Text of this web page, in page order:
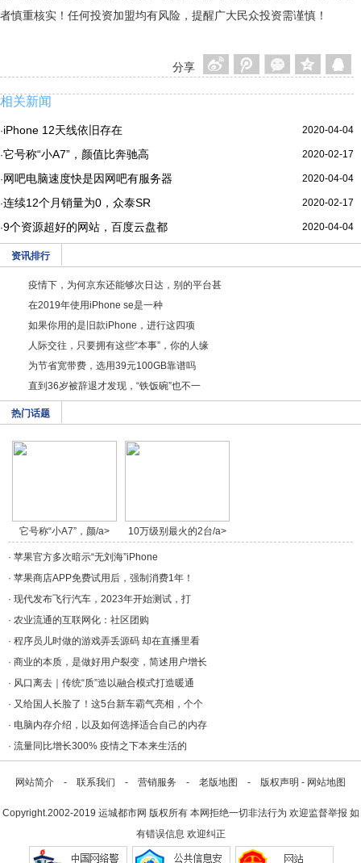
者慎重核实！任何投资加盟均有风险，提醒广大民众投资需谨慎！
分享
相关新闻
2020-04-04
·iPhone 12天线依旧存在
2020-02-17
·它号称“小A7”，颜值比奔驰高
2020-04-04
·网吧电脑速度快是因网吧有服务器
2020-02-17
·连续12个月销量为0，众泰SR
2020-04-04
·9个资源超好的网站，百度云盘都
资讯排行
疫情下，为何京东还能够次日达，别的平台甚
在2019年使用iPhone se是一种
如果你用的是旧款iPhone，进行这四项
人际交往，只要拥有这些“本事”，你的人缘
为节省宽带费，选用39元100GB靠谱吗
直到36岁被辞退才发现，“铁饭碗”也不一
热门话题
它号称“小A7”，颜/a> 10万级别最火的2台/a>
· 苹果官方多次暗示“无刘海”iPhone
· 苹果商店APP免费试用后，强制消费1年！
· 现代发布飞行汽车，2023年开始测试，打
· 农业流通的互联网化：社区团购​
· 程序员儿时做的游戏弄丢源码 却在直播里看
· 商业的本质，是做好用户裂变，简述用户增长
· 风口离去｜传统“质”造以融合模式打造暖通
· 又给国人长脸了！这5台新车霸气亮相，个个
· 电脑内存介绍，以及如何选择适合自己的内存
· 流量同比增长300% 疫情之下本来生活的
网站简介 - 联系我们 - 营销服务 - 老版地图 - 版权声明 - 网站地图
Copyright.2002-2019 运城都市网 版权所有 本网拒绝一切非法行为 欢迎监督举报 如
有错误信息 欢迎纠正